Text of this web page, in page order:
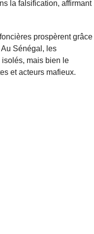
la falsification, affirmant
prospèrent grâce
Sénégal, les
mais bien le
et acteurs mafieux.